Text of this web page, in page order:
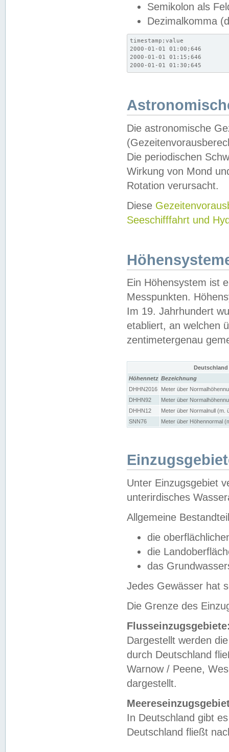
Semikolon als
Dezimalkomma
timestamp;value
2000-01-01 01:00;646
2000-01-01 01:15;646
2000-01-01 01:30;645
Die astronomische
Die periodischen
Wirkung von Mond
Rotation verursacht.
Diese
Seeschifffahrt und
Ein Höhensystem ist
Messpunkten.
Im 19. Jahrhundert
etabliert, an welchen
zentimetergenau
Höhennetz Bezeichnung
DHHN2016
Meter über
DHHN92
Meter über
DHHN12
Meter über Normalnull (m.
SNN76
Meter über Höhennormal
Unter Einzugsgebiet
unterirdisches
Allgemeine
die
die
das
Jedes Gewässer hat
Die Grenze des
Dargestellt werden
durch Deutschland
Warnow / Peene,
dargestellt.
In Deutschland gibt
Deutschland fließt